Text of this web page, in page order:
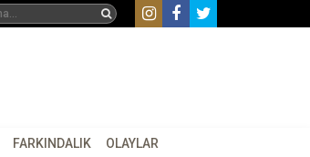
FARKINDALIK OLAYLAR